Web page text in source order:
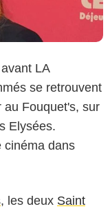
LA
se retrouvent
au Fouquet's, sur
Elysées.
cinéma dans
, les deux Saint